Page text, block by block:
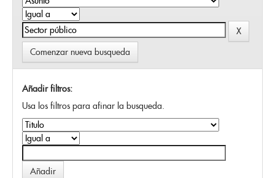
Comenzar nueva busqueda
Añadir filtros:
Usa los filtros para afinar la busqueda.